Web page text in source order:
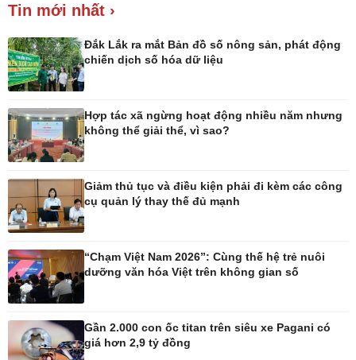
Cuộc sống đó đây
Infographic
Kinh tế
Bất động sản
Khởi nghiệp
Thị trường
Tỷ giá
Chứng khoán
Pháp luật
Vụ án
Tin nóng
Tư vấn luật
Tin mới nhất ›
Đắk Lắk ra mắt Bản đồ số nông sản, phát động
chiến dịch số hóa dữ liệu
Hợp tác xã ngừng hoạt động nhiều năm nhưng
không thể giải thể, vì sao?
Giảm thủ tục và điều kiện phải đi kèm các công
cụ quản lý thay thế đủ mạnh
“Chạm Việt Nam 2026”: Cùng thế hệ trẻ nuôi
dưỡng văn hóa Việt trên không gian số
Gần 2.000 con ốc titan trên siêu xe Pagani có
giá hơn 2,9 tỷ đồng